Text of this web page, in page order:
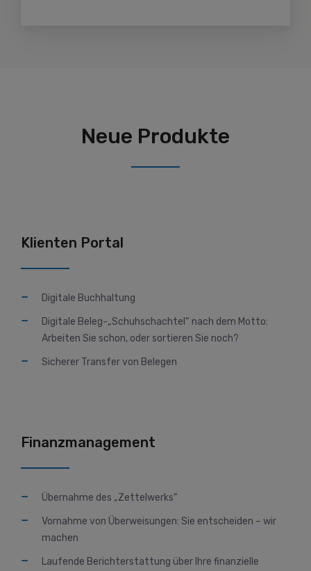
Neue Produkte
Klienten Portal
Digitale Buchhaltung
Digitale Beleg-„Schuhschachtel“ nach dem Motto:
Arbeiten Sie schon, oder sortieren Sie noch?
Sicherer Transfer von Belegen
Finanzmanagement
Übernahme des „Zettelwerks“
Vornahme von Überweisungen: Sie entscheiden – wir
machen
Laufende Berichterstattung über Ihre finanzielle